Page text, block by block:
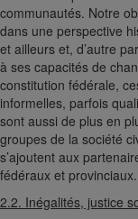
communautés. Notre
dans une perspective
et ailleurs et, d’autre
à ses capacités de
constitution fédérale,
informelles, parfois
sont aussi de plus en
groupes de la société
s’ajoutent aux
fédéraux et provinciaux.
2.2. Inégalités, justice